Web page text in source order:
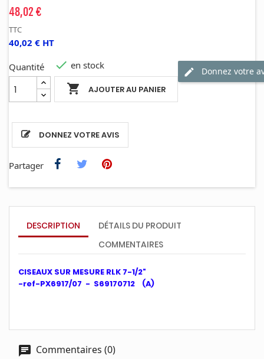
48,02 €
TTC
40,02 € HT
Quantité
 AJOUTER AU PANIER
 en stock
DONNEZ VOTRE AVIS
Donnez votre
Partager
DESCRIPTION
DÉTAILS DU PRODUIT
COMMENTAIRES
CISEAUX SUR MESURE RLK 7-1/2"
-ref-PX6917/07 - S69170712 (A)
Commentaires (0)